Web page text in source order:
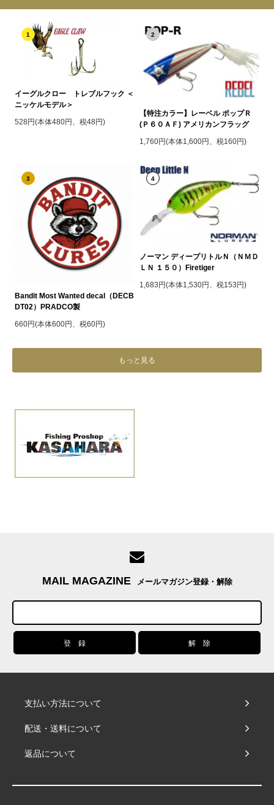
1
イーグルクロー トレブルフック ＜
ニッケルモデル＞
528円(本体480円、税48円)
2
【特注カラー】レーベル ポップＲ
(Ｐ６０ＡＦ) アメリカンフラッグ
1,760円(本体1,600円、税160円)
3
Bandit Most Wanted decal（DECB
DT02）PRADCO製
660円(本体600円、税60円)
4
ノーマン ディープリトルＮ（ＮＭＤ
ＬＮ １５０）Firetiger
1,683円(本体1,530円、税153円)
もっと見る
MAIL MAGAZINE メールマガジン登録・解除
支払い方法について
配送・送料について
返品について